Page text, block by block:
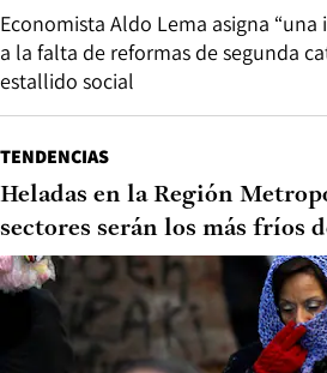
Economista Aldo Lema asigna
a la falta de reformas de segunda
estallido social
TENDENCIAS
Heladas en la Región
sectores serán los más fríos